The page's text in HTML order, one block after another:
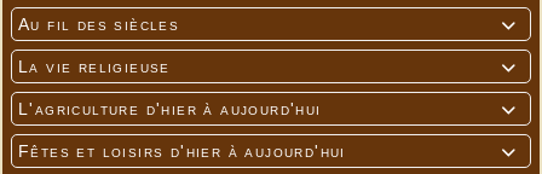

Au fil des siècles

La vie religieuse

L'agriculture d'hier à aujourd'hui

Fêtes et loisirs d'hier à aujourd'hui